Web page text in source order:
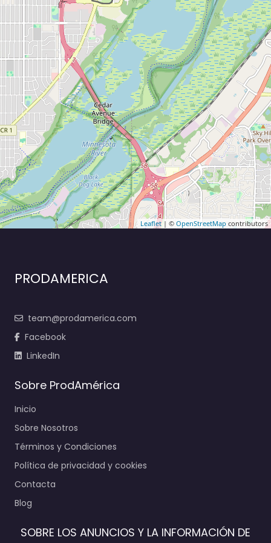
Leaflet| © OpenStreetMap contributors
PRODAMERICA
team@prodamerica.com
Facebook
LinkedIn
Sobre ProdAmérica
Inicio
Sobre Nosotros
Términos y Condiciones
Política de privacidad y cookies
Contacta
Blog
SOBRE LOS ANUNCIOS Y LA INFORMACIÓN DE